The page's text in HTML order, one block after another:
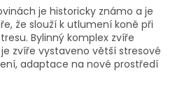
je historicky známo a je
že slouží k utlumení koně při
Bylinný komplex zvíře
zvíře vystaveno větší stresové
adaptace na nové prostředí